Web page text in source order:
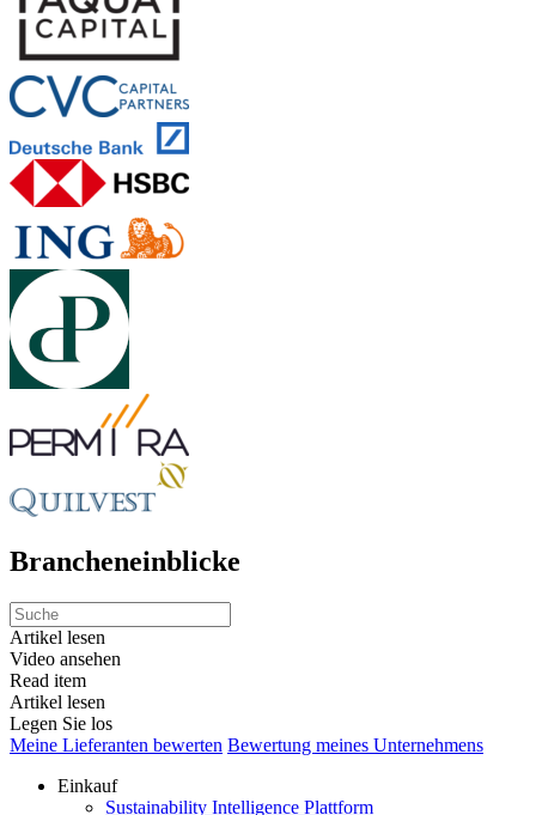
Brancheneinblicke
Artikel lesen
Video ansehen
Read item
Artikel lesen
Legen Sie los
Meine Lieferanten bewerten Bewertung meines Unternehmens
Einkauf
Sustainability Intelligence Plattform